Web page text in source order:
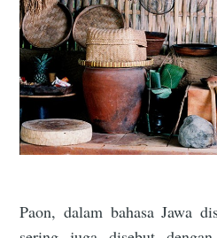
Paon, dalam bahasa Jawa